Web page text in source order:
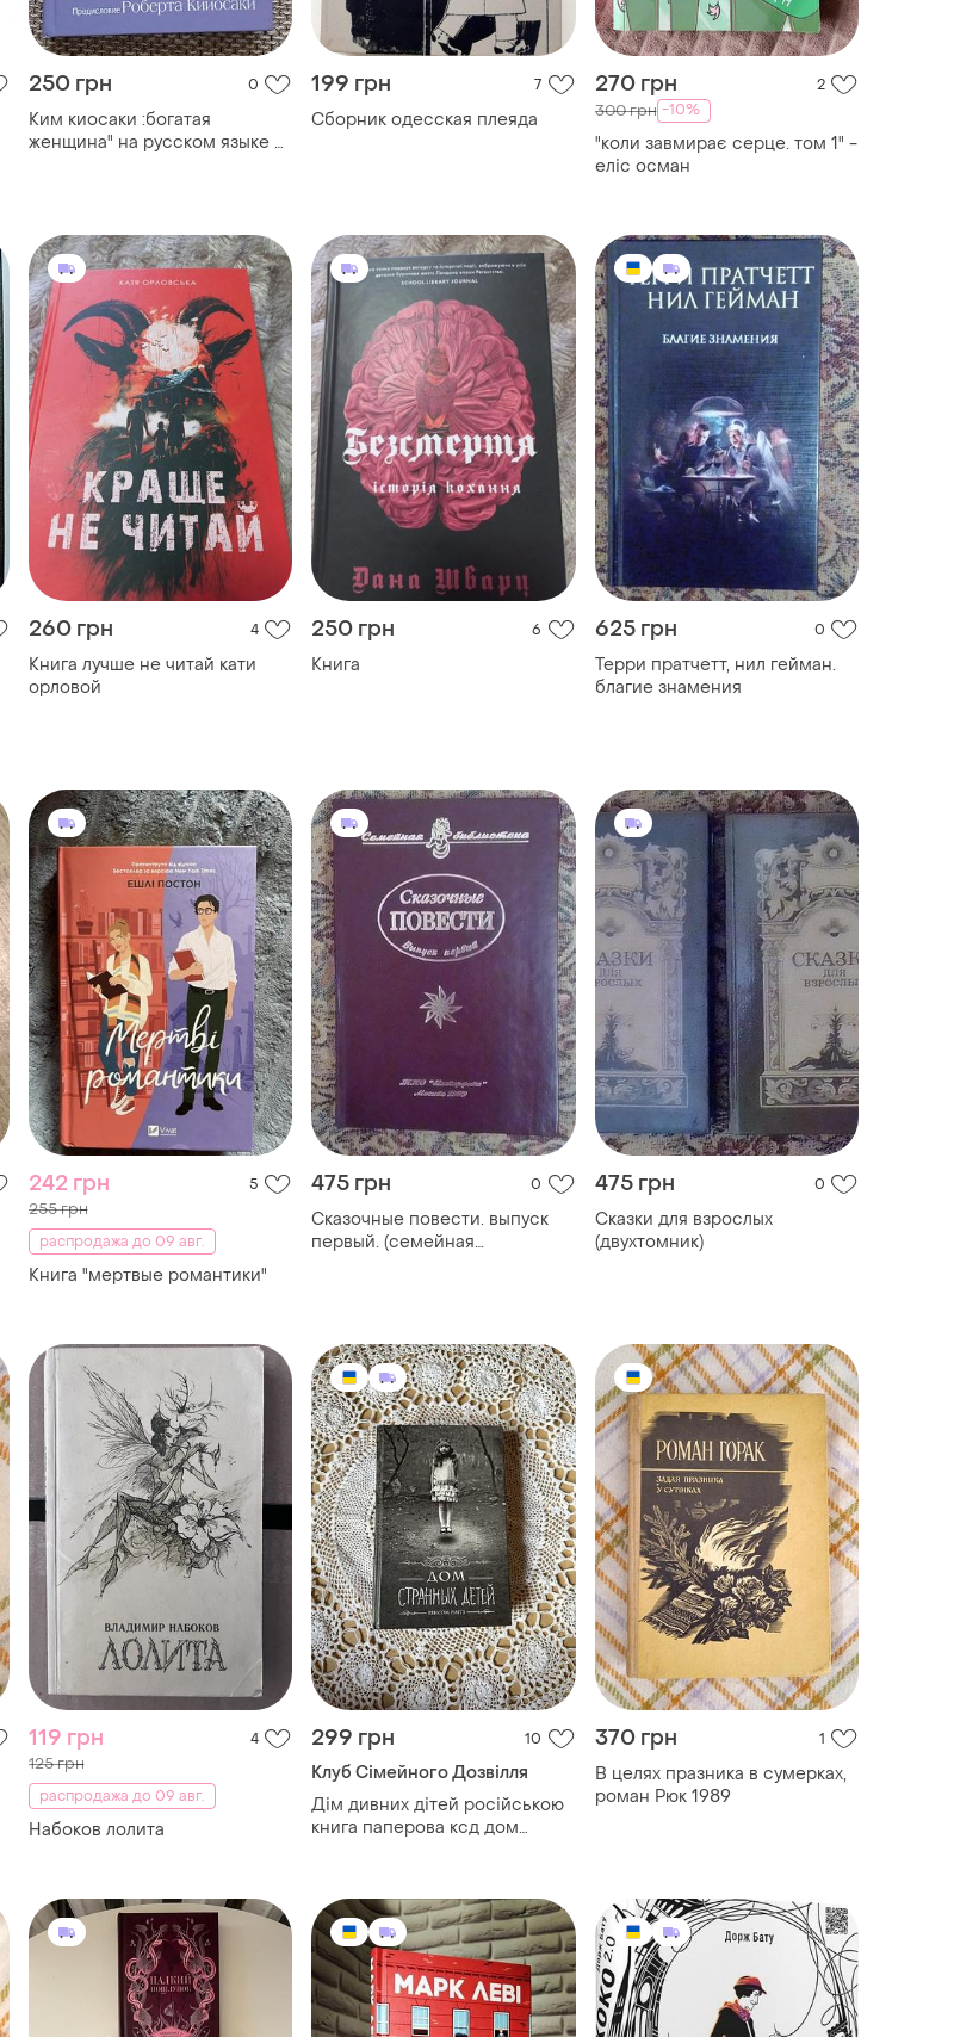
250 грн 0
Ким киосаки :богатая
женщина" на русском языке в
199 грн 7
Сборник одесская плеяда
270 грн 2
300 грн -10%
"коли завмирає серце. том 1" -
еліс осман
260 грн 4
Книга лучше не читай кати
орловой
250 грн 6
Книга
625 грн 0
Терри пратчетт, нил гейман.
благие знамения
242 грн 5
255 грн
распродажа до 09 авг.
Книга "мертвые романтики"
475 грн 0
Сказочные повести. выпуск
первый. (семейная
475 грн 0
Сказки для взрослых
(двухтомник)
119 грн 4
125 грн
распродажа до 09 авг.
Набоков лолита
299 грн 10
Клуб Сімейного Дозвілля
Дім дивних дітей російською
книга паперова ксд дом
370 грн 1
В целях празника в сумерках,
роман Рюк 1989